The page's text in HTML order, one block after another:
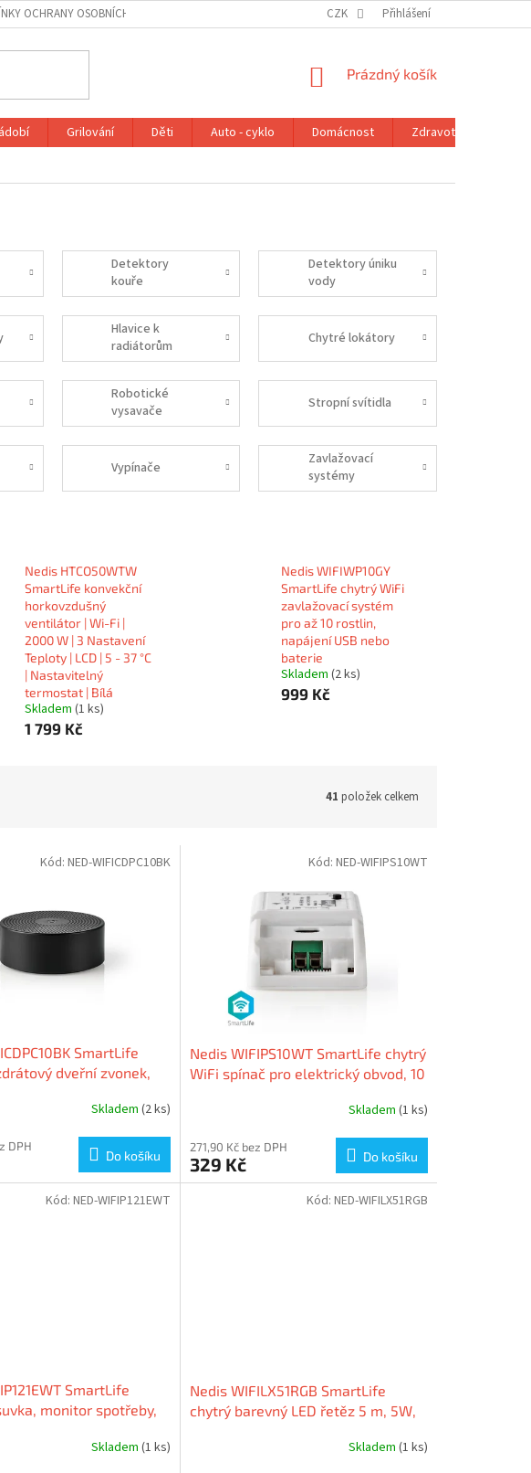
OCHRANY OSOBNÍCH ÚDAJŮ VRÁCENÍ ZBOŽÍ V ZÁKONNÉ LHŮTĚ REKLAMAČNÍ ŘÁD
CZK Přihlášení
NÁKUPNÍ
Prázdný košík
Grilování Děti Auto - cyklo Domácnost
Zdravotní potřeby
Detektory
kouře
Detektory úniku
vody
Hlavice k
radiátorům
Chytré lokátory
Robotické
vysavače
Stropní svítidla
Vypínače
Zavlažovací
systémy
Nedis HTCO50WTW
SmartLife konvekční
horkovzdušný
ventilátor | Wi-Fi |
2000 W | 3 Nastavení
Teploty | LCD | 5 - 37 °C
| Nastavitelný
termostat | Bílá
Skladem (1 ks)
1 799 Kč
Nedis WIFIWP10GY
SmartLife chytrý WiFi
zavlažovací systém
pro až 10 rostlin,
napájení USB nebo
baterie
Skladem (2 ks)
999 Kč
41 položek celkem
SmartLife
dveřní zvonek,
Skladem (2 ks)
DPH
Do košíku
Kód: NED-WIFICDPC10BK
Nedis WIFIPS10WT SmartLife chytrý
WiFi spínač pro elektrický obvod, 10
Skladem (1 ks)
271,90 Kč bez DPH
329 Kč Do košíku
Kód: NED-WIFIPS10WT
SmartLife
monitor spotřeby,
Skladem (1 ks)
Kód: NED-WIFIP121EWT
Nedis WIFILX51RGB SmartLife
chytrý barevný LED řetěz 5 m, 5W,
Skladem (1 ks)
Kód: NED-WIFILX51RGB